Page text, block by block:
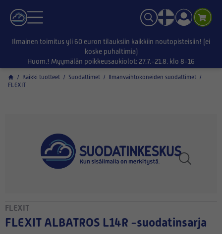
Ilmainen toimitus yli 60 euron tilauksiin kaikkiin noutopisteisiin! (ei
koske puhaltimia)
Huom.! Myymälän poikkeusaukiolot: 27.7.-21.8. klo 8-16
/ Kaikki tuotteet / Suodattimet / Ilmanvaihtokoneiden suodattimet /
FLEXIT
FLEXIT
FLEXIT ALBATROS L14R -suodatinsarja